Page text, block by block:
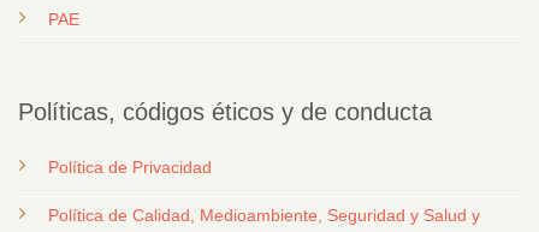
PAE
Políticas, códigos éticos y de conducta
Política de Privacidad
Política de Calidad, Medioambiente, Seguridad y Salud y